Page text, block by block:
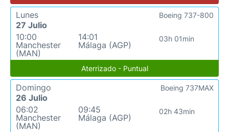
Lunes
27 Julio
10:00
Manchester
(MAN)
14:01
Málaga (AGP)
03h 01min
Boeing 737-800
Aterrizado - Puntual
Domingo
26 Julio
06:02
Manchester
(MAN)
09:45
Málaga (AGP)
02h 43min
Boeing 737MAX